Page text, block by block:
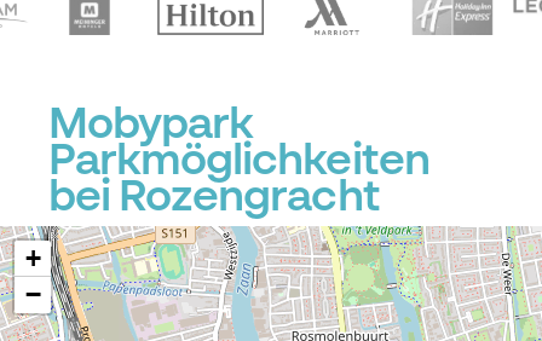
Mobypark
Parkmöglichkeiten
bei Rozengracht
+
−